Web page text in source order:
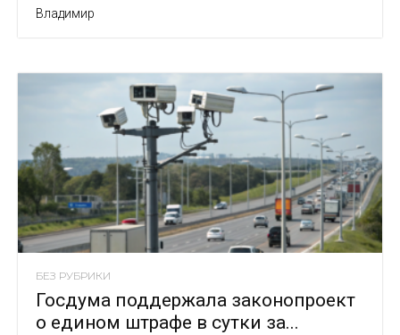
Владимир
БЕЗ РУБРИКИ
Госдума поддержала законопроект
о едином штрафе в сутки за...